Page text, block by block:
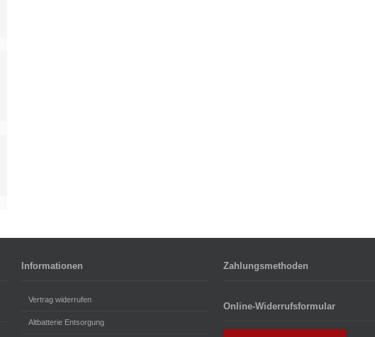
Informationen
Vertrag widerrufen
Altbatterie Entsorgung
Zahlungsmethoden
Online-Widerrufsformular